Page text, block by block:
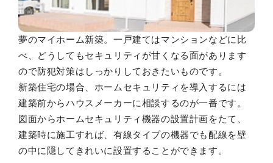
夢のマイホーム新築。一戸建てはマンションなどに比
べ、どうしてもセキュリティが甘くなる面があります
ので防犯対策はしっかりしておきたいものです。
新築住宅の場合、ホームセキュリティを導入するには
建築前からハウスメーカーに相談するのが一番です。
図面からホームセキュリティ機器の設置計画をたて、
建築時に施工すれば、有線タイプの機器でも配線を壁
の中に隠してきれいに設置することができます。